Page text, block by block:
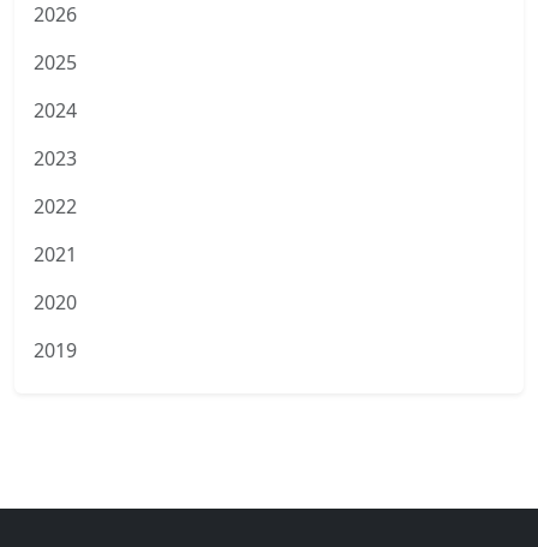
2026
2025
2024
2023
2022
2021
2020
2019